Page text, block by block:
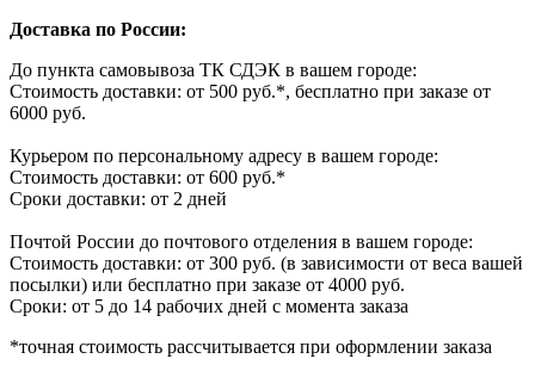
Доставка по России:
До пункта самовывоза ТК СДЭК в вашем городе:
Стоимость доставки: от 500 руб.*, бесплатно при заказе от
6000 руб.
Курьером по персональному адресу в вашем городе:
Стоимость доставки: от 600 руб.*
Сроки доставки: от 2 дней
Почтой России до почтового отделения в вашем городе:
Стоимость доставки: от 300 руб. (в зависимости от веса вашей
посылки) или бесплатно при заказе от 4000 руб.
Сроки: от 5 до 14 рабочих дней с момента заказа
*точная стоимость рассчитывается при оформлении заказа